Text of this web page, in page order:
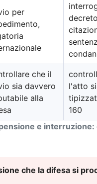
e interruzione:
per
che il
sia davvero
alla
l'atto
160
che la difesa si